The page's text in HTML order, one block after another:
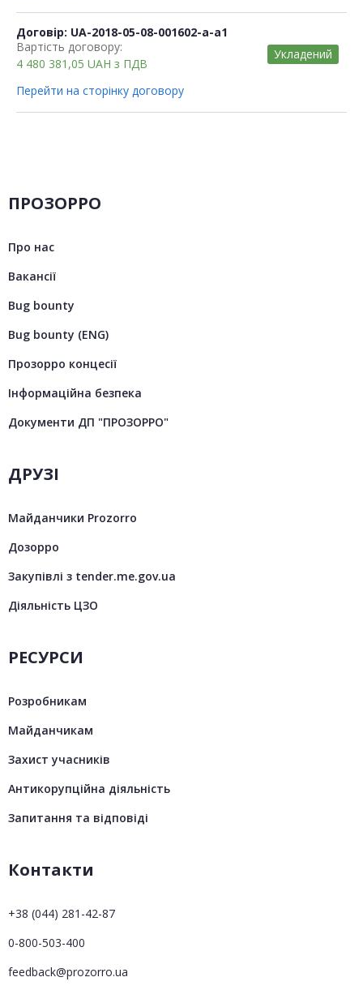
Договір: UA-2018-05-08-001602-a-a1
Вартість договору:
4 480 381,05 UAH з ПДВ
Укладений
Перейти на сторінку договору
ПРОЗОРРО
Про нас
Вакансії
Bug bounty
Bug bounty (ENG)
Прозорро концесії
Інформаційна безпека
Документи ДП "ПРОЗОРРО"
ДРУЗІ
Майданчики Prozorro
Дозорро
Закупівлі з tender.me.gov.ua
Діяльність ЦЗО
РЕСУРСИ
Розробникам
Майданчикам
Захист учасників
Антикорупційна діяльність
Запитання та відповіді
Контакти
+38 (044) 281-42-87
0-800-503-400
feedback@prozorro.ua